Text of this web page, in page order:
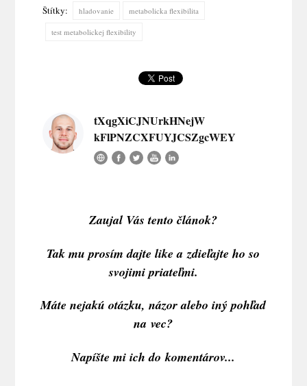
Štítky: hladovanie metabolicka flexibilita
test metabolickej flexibility
tXqgXiCJNUrkHNejW
kFlPNZCXFUYJCSZgcWEY
Zaujal Vás tento článok?
Tak mu prosím dajte like a zdieľajte ho so
svojimi priateľmi.
Máte nejakú otázku, názor alebo iný pohľad
na vec?
Napíšte mi ich do komentárov...